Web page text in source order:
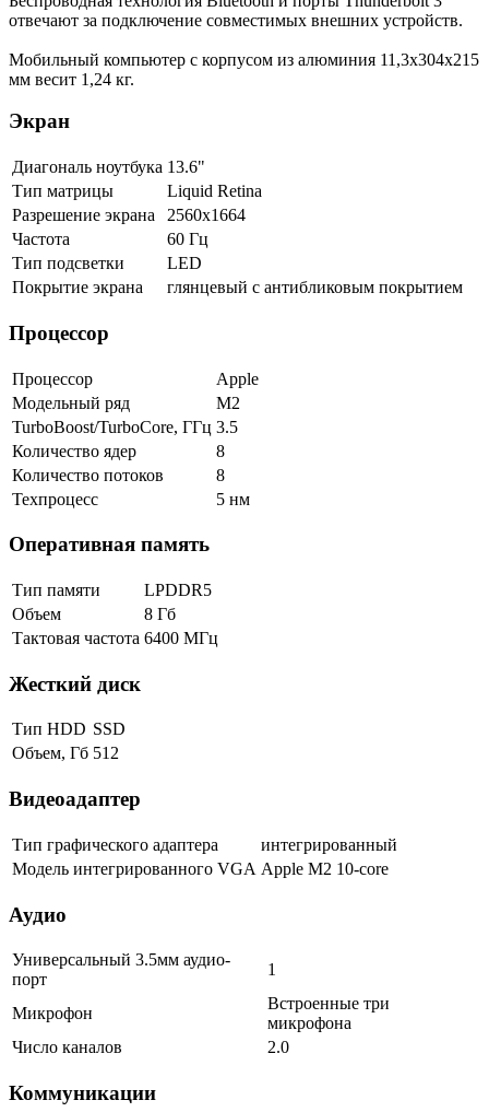
отвечают за подключение совместимых внешних устройств.
Мобильный компьютер с корпусом из алюминия 11,3х304х215
мм весит 1,24 кг.
Экран
Диагональ ноутбука 13.6"
Тип матрицы
Liquid Retina
Разрешение экрана
2560x1664
Частота
60 Гц
Тип подсветки
LED
Покрытие экрана
глянцевый с антибликовым покрытием
Процессор
Процессор
Apple
Модельный ряд
M2
TurboBoost/TurboCore, ГГц 3.5
Количество ядер
8
Количество потоков
8
Техпроцесс
5 нм
Оперативная память
Тип памяти
LPDDR5
Объем
8 Гб
Тактовая частота 6400 МГц
Жесткий диск
Тип HDD SSD
Объем, Гб 512
Видеоадаптер
Тип графического адаптера
интегрированный
Модель интегрированного VGA Apple M2 10-core
Аудио
Универсальный 3.5мм аудио-
порт
1
Микрофон
Встроенные три
микрофона
Число каналов
2.0
Коммуникации